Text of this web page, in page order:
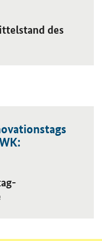
des